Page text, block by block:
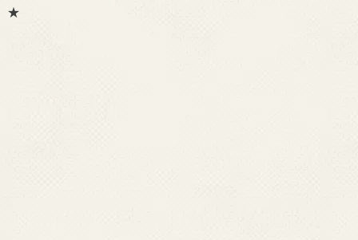
★